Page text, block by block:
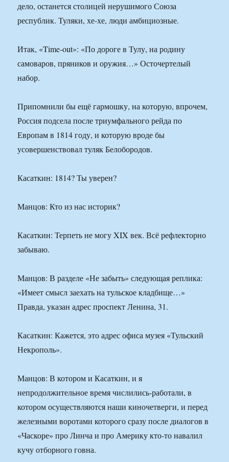
дело, останется столицей нерушимого Союза
республик. Туляки, хе-хе, люди амбициозные.
Итак, «Time-out»: «По дороге в Тулу, на родину
самоваров, пряников и оружия…» Осточертелый
набор.
Припомнили бы ещё гармошку, на которую, впрочем,
Россия подсела после триумфального рейда по
Европам в 1814 году, и которую вроде бы
усовершенствовал туляк Белобородов.
Касаткин: 1814? Ты уверен?
Манцов: Кто из нас историк?
Касаткин: Терпеть не могу XIX век. Всё рефлекторно
забываю.
Манцов: В разделе «Не забыть» следующая реплика:
«Имеет смысл заехать на тульское кладбище…»
Правда, указан адрес проспект Ленина, 31.
Касаткин: Кажется, это адрес офиса музея «Тульский
Некрополь».
Манцов: В котором и Касаткин, и я
непродолжительное время числились-работали, в
котором осуществляются наши киночетверги, и перед
железными воротами которого сразу после диалогов в
«Часкоре» про Линча и про Америку кто-то навалил
кучу отборного говна.